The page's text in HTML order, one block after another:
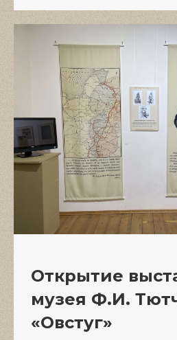
Открытие
музея Ф.И.
«Овстуг»